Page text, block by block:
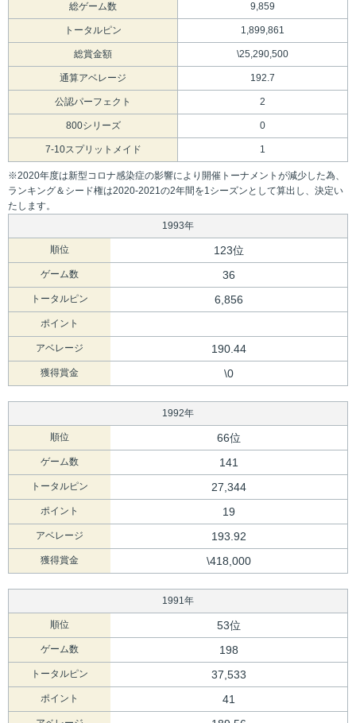
総ゲーム数 9,859
トータルピン 1,899,861
総賞金額 \25,290,500
通算アベレージ 192.7
公認パーフェクト 2
800シリーズ 0
7-10スプリットメイド 1
※2020年度は新型コロナ感染症の影響により開催トーナメントが減少した為、
ランキング＆シード権は2020-2021の2年間を1シーズンとして算出し、決定い
たします。
1993年
順位 123位
ゲーム数 36
トータルピン 6,856
ポイント
アベレージ 190.44
獲得賞金 \0
1992年
順位 66位
ゲーム数 141
トータルピン 27,344
ポイント 19
アベレージ 193.92
獲得賞金 \418,000
1991年
順位 53位
ゲーム数 198
トータルピン 37,533
ポイント 41